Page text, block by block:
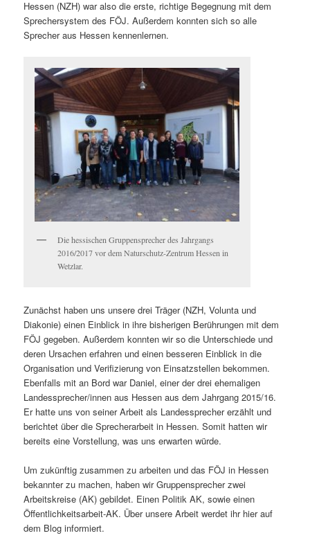
Hessen (NZH) war also die erste, richtige Begegnung mit dem
Sprechersystem des FÖJ. Außerdem konnten sich so alle
Sprecher aus Hessen kennenlernen.
Die hessischen Gruppensprecher des Jahrgangs
2016/2017 vor dem Naturschutz-Zentrum Hessen in
Wetzlar.
Zunächst haben uns unsere drei Träger (NZH, Volunta und
Diakonie) einen Einblick in ihre bisherigen Berührungen mit dem
FÖJ gegeben. Außerdem konnten wir so die Unterschiede und
deren Ursachen erfahren und einen besseren Einblick in die
Organisation und Verifizierung von Einsatzstellen bekommen.
Ebenfalls mit an Bord war Daniel, einer der drei ehemaligen
Landessprecher/innen aus Hessen aus dem Jahrgang 2015/16.
Er hatte uns von seiner Arbeit als Landessprecher erzählt und
berichtet über die Sprecherarbeit in Hessen. Somit hatten wir
bereits eine Vorstellung, was uns erwarten würde.
Um zukünftig zusammen zu arbeiten und das FÖJ in Hessen
bekannter zu machen, haben wir Gruppensprecher zwei
Arbeitskreise (AK) gebildet. Einen Politik AK, sowie einen
Öffentlichkeitsarbeit-AK. Über unsere Arbeit werdet ihr hier auf
dem Blog informiert.